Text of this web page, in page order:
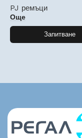
PJ ремъци
Още
Запитване